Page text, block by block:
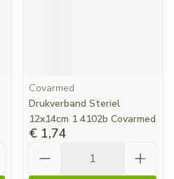
Covarmed
Drukverband Steriel
12x14cm 1 4102b Covarmed
€ 1,74